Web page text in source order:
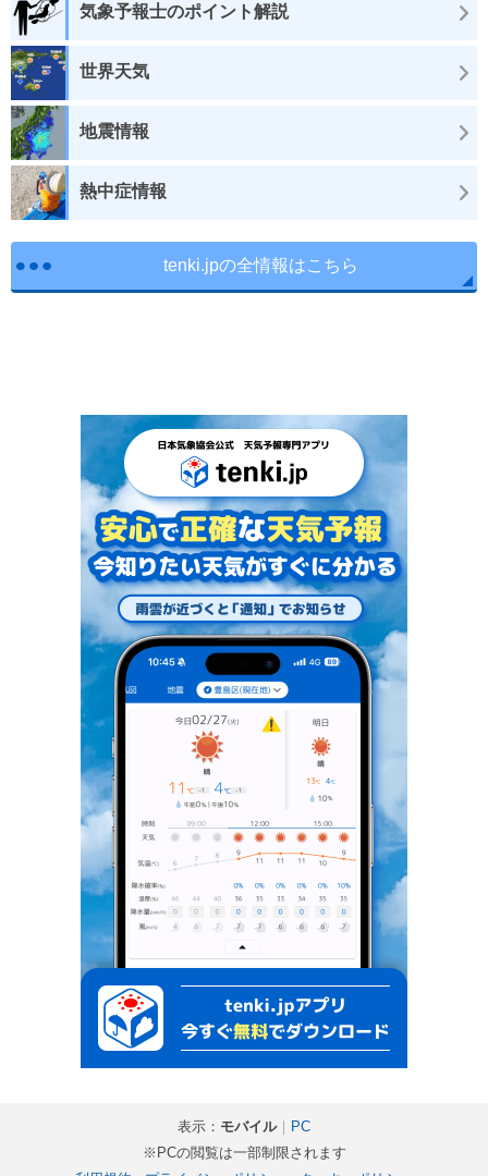
気象予報士のポイント解説
世界天気
地震情報
熱中症情報
tenki.jpの全情報はこちら
表示： モバイル｜ PC
※PCの閲覧は一部制限されます